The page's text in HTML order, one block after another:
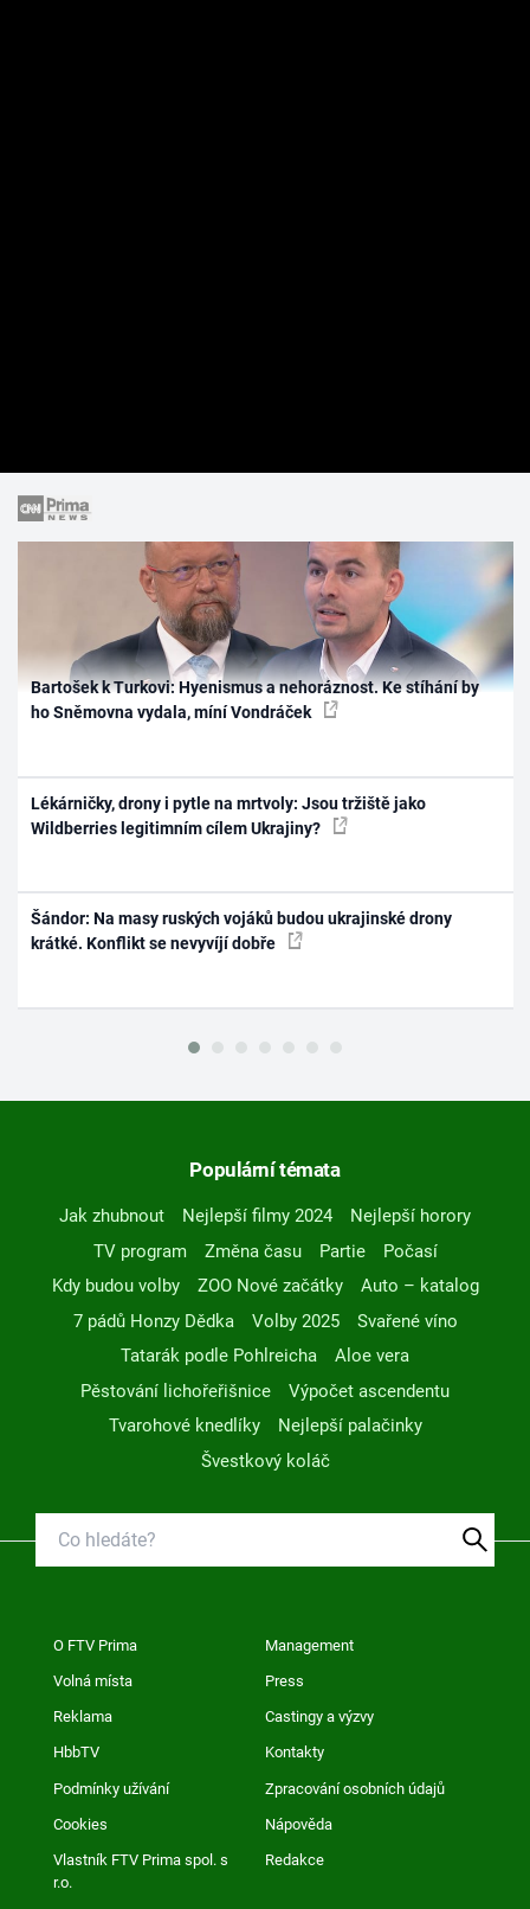
Bartošek k Turkovi: Hyenismus a nehoráznost. Ke stíhání by
ho Sněmovna vydala, míní Vondráček
Lékárničky, drony i pytle na mrtvoly: Jsou tržiště jako
Wildberries legitimním cílem Ukrajiny?
Šándor: Na masy ruských vojáků budou ukrajinské drony
krátké. Konflikt se nevyvíjí dobře
Populární témata
Jak zhubnout Nejlepší filmy 2024
Nejlepší horory
TV program
Změna času Partie
Počasí
Kdy budou volby
ZOO Nové začátky
Auto – katalog
7 pádů Honzy Dědka
Volby 2025
Svařené víno
Tatarák podle Pohlreicha
Aloe vera
Pěstování lichořeřišnice
Výpočet ascendentu
Tvarohové knedlíky
Nejlepší palačinky
Švestkový koláč
O FTV Prima Management
Volná místa Press
Reklama Castingy a výzvy
HbbTV Kontakty
Podmínky užívání Zpracování osobních údajů
Cookies Nápověda
Vlastník FTV Prima spol. s
r.o.
Redakce